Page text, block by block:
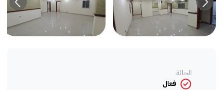
الحالة
فعال